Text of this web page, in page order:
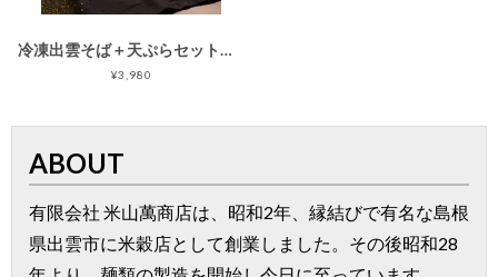
冷凍出雲そば＋天ぷらセット（2食・つゆ付）
¥3,980
ABOUT
有限会社 米山萬商店は、昭和2年、縁結びで有名な島根
県出雲市に米穀店として創業しました。その後昭和28